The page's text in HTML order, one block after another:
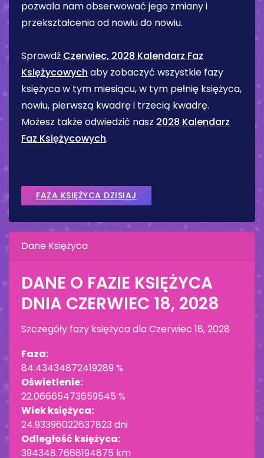
pozwala nam obserwować jego zmiany i
przekształcenia od nowiu do nowiu.
Sprawdź Czerwiec, 2028 Kalendarz Faz
Księżycowych aby zobaczyć wszystkie fazy
księżyca w tym miesiącu, w tym pełnię księżyca,
nowiu, pierwszą kwadrę i trzecią kwadrę.
Możesz także odwiedzić nasz 2028 Kalendarz
Faz Księżycowych.
FAZA KSIĘŻYCA DZISIAJ
Dane Księżyca
DANE O FAZIE KSIĘŻYCA
DNIA CZERWIEC 18, 2028
Szczegóły fazy księżyca dlaCzerwiec 18, 2028
Faza:
84.43434872419289 %
Oświetlenie:
22.06665473659545 %
Wiek księżyca:
24.93396022637823 dni
Odległość księżyca:
394348.7668194875 km